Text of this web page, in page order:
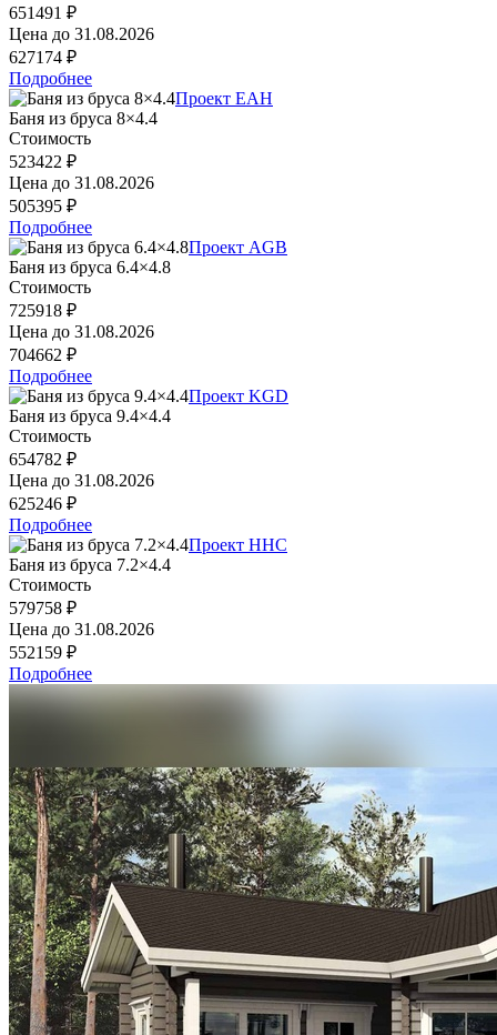
651491 ₽
Цена до 31.08.2026
627174 ₽
Подробнее
Проект EAH
Баня из бруса 8×4.4
Стоимость
523422 ₽
Цена до 31.08.2026
505395 ₽
Подробнее
Проект AGB
Баня из бруса 6.4×4.8
Стоимость
725918 ₽
Цена до 31.08.2026
704662 ₽
Подробнее
Проект KGD
Баня из бруса 9.4×4.4
Стоимость
654782 ₽
Цена до 31.08.2026
625246 ₽
Подробнее
Проект HHC
Баня из бруса 7.2×4.4
Стоимость
579758 ₽
Цена до 31.08.2026
552159 ₽
Подробнее